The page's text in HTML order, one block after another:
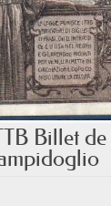
Billet